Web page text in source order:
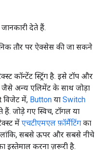
देते हैं.
तौर पर ऐक्सेस की जा सकने
कॉन्टेंट स्ट्रिंग है. इसे टॉप और
अन्य एलिमेंट के साथ जोड़ा
विजेट में, Button या Switch
जोड़े गए स्विच, टॉगल या
में एचटीएमएल फ़ॉर्मैटिंग का
सबसे ऊपर और सबसे नीचे
इस्तेमाल करना ज़रूरी है.